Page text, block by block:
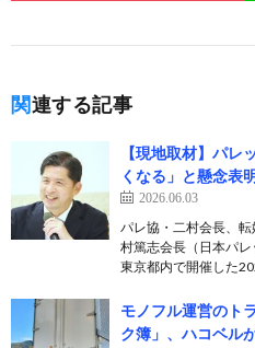
関連する記事
【現地取材】パレ
くなる」と懸念表
2026.06.03
パレ協・二村会長、
村篤志会長（日本パレ
東京都内で開催した
モノフル運営のト
ク簿」、ハコベル